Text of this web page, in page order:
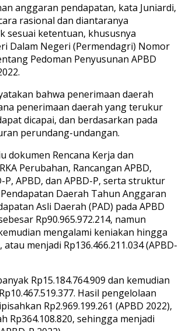
anggaran pendapatan, kata Juniardi,
rasional dan diantaranya
sesuai ketentuan, khususnya
Dalam Negeri (Permendagri) Nomor
Pedoman Penyusunan APBD
bahwa penerimaan daerah
penerimaan daerah yang terukur
dicapai, dan berdasarkan pada
perundang-undangan.
dokumen Rencana Kerja dan
Perubahan, Rancangan APBD,
P, APBD, dan APBD-P, serta struktur
Daerah Tahun Anggaran
Asli Daerah (PAD) pada APBD
Rp90.965.972.214, namun
mengalami keniakan hingga
atau menjadi Rp136.466.211.034 (APBD-
Rp15.184.764.909 dan kemudian
Hasil pengelolaan
Rp2.969.199.261 (APBD 2022),
Rp364.108.820, sehingga menjadi